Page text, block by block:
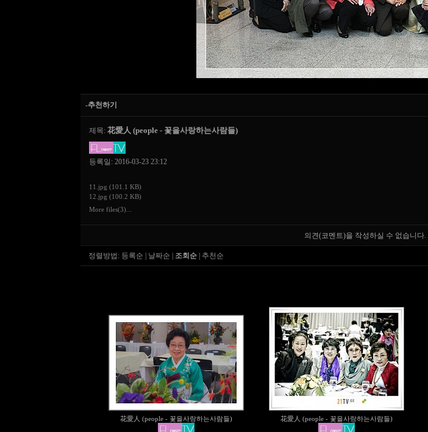
-추천하기
제목: 花愛人 (people - 꽃을사랑하는사람들)
등록일: 2016-03-23 23:12
11.jpg (101.1 KB)
12.jpg (100.2 KB)
More files(3)...
의견(코멘트)을 작성하실 수 없습니다.
정렬방법: 등록순 날짜순 조회순 추천순
花愛人 (people - 꽃을사랑하는사람들) 花愛人 (people - 꽃을사랑하는사람들)